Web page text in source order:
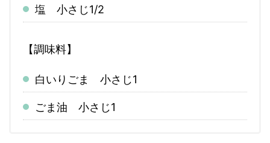
塩 小さじ1/2
【調味料】
白いりごま 小さじ1
ごま油 小さじ1